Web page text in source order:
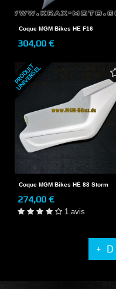
Coque MGM Bikes HE F16
304,00 €
P
R
O
D
U
I
T
U
N
I
V
E
R
S
E
L
Coque MGM Bikes HE 88 Storm
274,00 €
1 avis
+